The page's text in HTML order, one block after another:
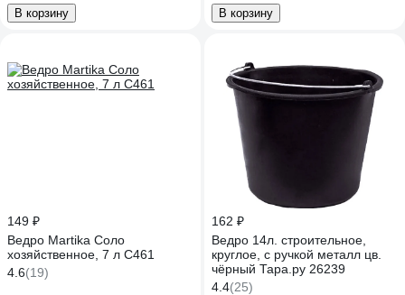
В корзину В корзину
149 ₽
Ведро Martika Соло
хозяйственное, 7 л С461
4.6(19)
162 ₽
Ведро 14л. строительное,
круглое, с ручкой металл цв.
чёрный Тара.ру 26239
4.4(25)